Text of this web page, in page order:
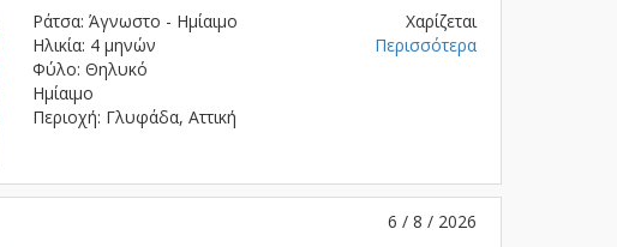
Ράτσα: Άγνωστο - Ημίαιμο
Ηλικία: 4 μηνών
Φύλο: Θηλυκό
Ημίαιμο
Περιοχή: Γλυφάδα, Αττική
Χαρίζεται
Περισσότερα
6 / 8 / 2026